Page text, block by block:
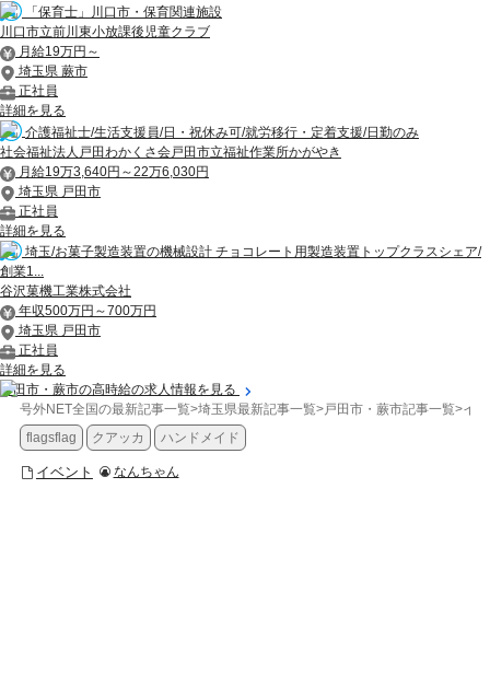
「保育士」川口市・保育関連施設
川口市立前川東小放課後児童クラブ
月給19万円～
埼玉県 蕨市
正社員
詳細を見る
介護福祉士/生活支援員/日・祝休み可/就労移行・定着支援/日勤のみ
社会福祉法人戸田わかくさ会戸田市立福祉作業所かがやき
月給19万3,640円～22万6,030円
埼玉県 戸田市
正社員
詳細を見る
埼玉/お菓子製造装置の機械設計 チョコレート用製造装置トップクラスシェア/
創業1...
谷沢菓機工業株式会社
年収500万円～700万円
埼玉県 戸田市
正社員
詳細を見る
戸田市・蕨市の高時給の求人情報を見る
号外NET全国の最新記事一覧>埼玉県最新記事一覧>戸田市・蕨市記事一覧>イ
flagsflag
クアッカ ハンドメイド
イベント なんちゃん